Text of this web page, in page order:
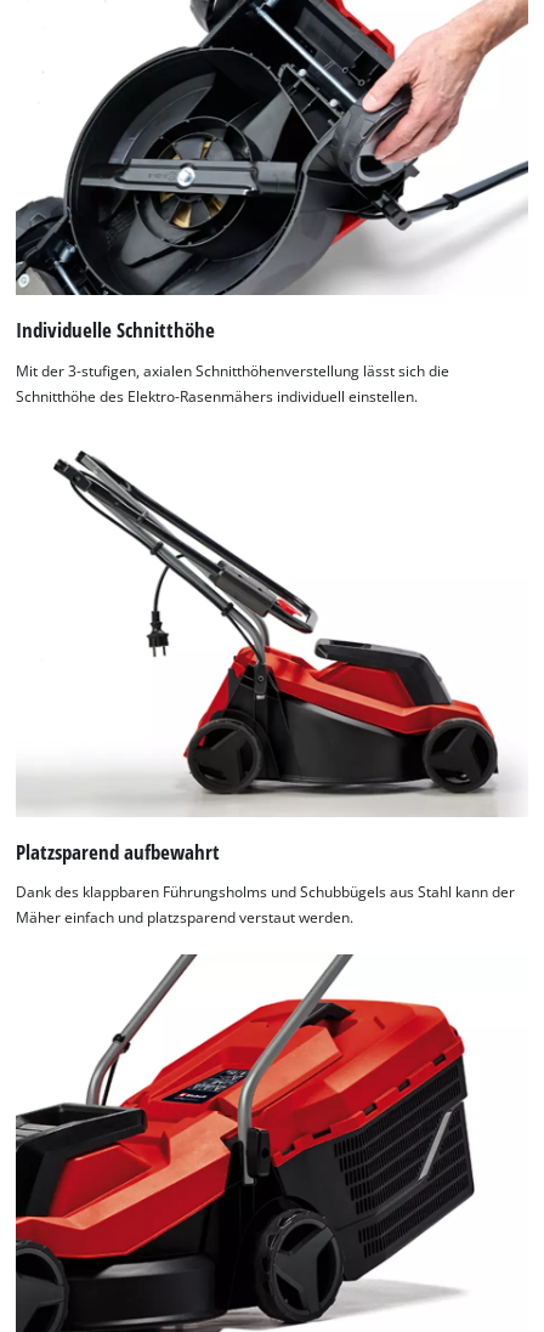
Consent
Management
Platform
Individuelle Schnitthöhe
Mit der 3-stufigen, axialen Schnitthöhenverstellung lässt sich die
Schnitthöhe des Elektro-Rasenmähers individuell einstellen.
Platzsparend aufbewahrt
Dank des klappbaren Führungsholms und Schubbügels aus Stahl kann der
Mäher einfach und platzsparend verstaut werden.